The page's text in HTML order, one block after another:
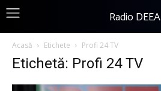
Radio DEEA
Acasă Etichete Profi 24 TV
Etichetă: Profi 24 TV